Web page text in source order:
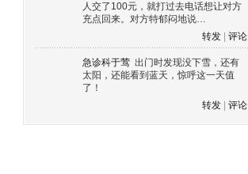
人交了100元，就打过去电话想让对方
充点回来。对方特郁闷地说…
转发
评论
急诊科于莺 出门时发现没下雪，还有
太阳，还能看到蓝天，惊呼这一天值
了！
转发
评论